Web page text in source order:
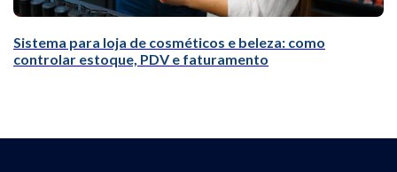
Sistema para loja de cosméticos e beleza: como
controlar estoque, PDV e faturamento